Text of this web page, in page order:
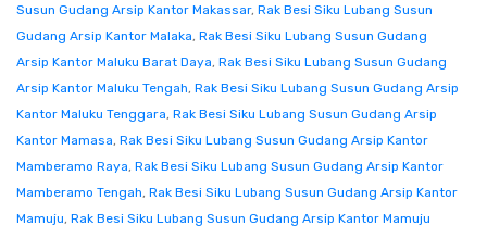
Susun Gudang Arsip Kantor Makassar, Rak Besi Siku Lubang Susun
Gudang Arsip Kantor Malaka, Rak Besi Siku Lubang Susun Gudang
Arsip Kantor Maluku Barat Daya, Rak Besi Siku Lubang Susun Gudang
Arsip Kantor Maluku Tengah, Rak Besi Siku Lubang Susun Gudang Arsip
Kantor Maluku Tenggara, Rak Besi Siku Lubang Susun Gudang Arsip
Kantor Mamasa, Rak Besi Siku Lubang Susun Gudang Arsip Kantor
Mamberamo Raya, Rak Besi Siku Lubang Susun Gudang Arsip Kantor
Mamberamo Tengah, Rak Besi Siku Lubang Susun Gudang Arsip Kantor
Mamuju, Rak Besi Siku Lubang Susun Gudang Arsip Kantor Mamuju